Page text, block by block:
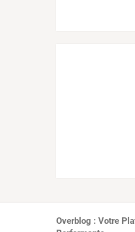
Overblog : Votre